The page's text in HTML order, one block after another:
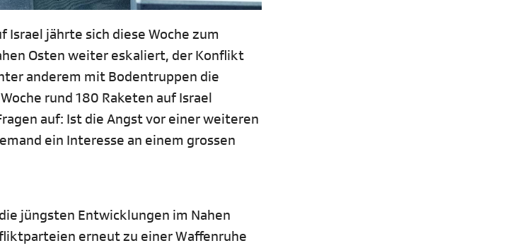
Israel jährte sich diese Woche zum
Osten weiter eskaliert, der Konflikt
anderem mit Bodentruppen die
rund 180 Raketen auf Israel
auf: Ist die Angst vor einer weiteren
ein Interesse an einem grossen
jüngsten Entwicklungen im Nahen
erneut zu einer Waffenruhe